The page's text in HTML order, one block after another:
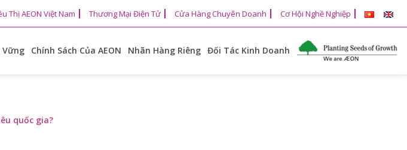
Vững Chính Sách Của AEON Nhãn Hàng Riêng Đối Tác Kinh Doanh
Thị AEON Việt Nam Thương Mại Điện Tử Cửa Hàng Chuyên Doanh Cơ Hội Nghề Nghiệp
quốc gia?